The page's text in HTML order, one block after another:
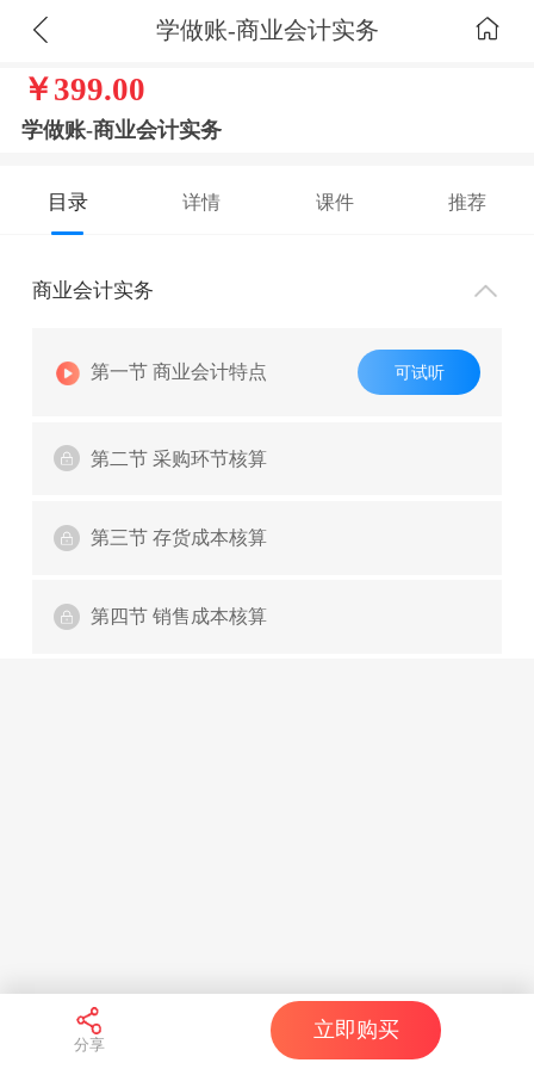
学做账-商业会计实务
￥399.00
学做账-商业会计实务
目录 详情 课件 推荐
商业会计实务
第一节 商业会计特点 可试听
第二节 采购环节核算
第三节 存货成本核算
第四节 销售成本核算
分享
立即购买